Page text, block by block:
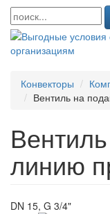
Конвекторы
Вентиль на
линию
DN 15, G 3/4"